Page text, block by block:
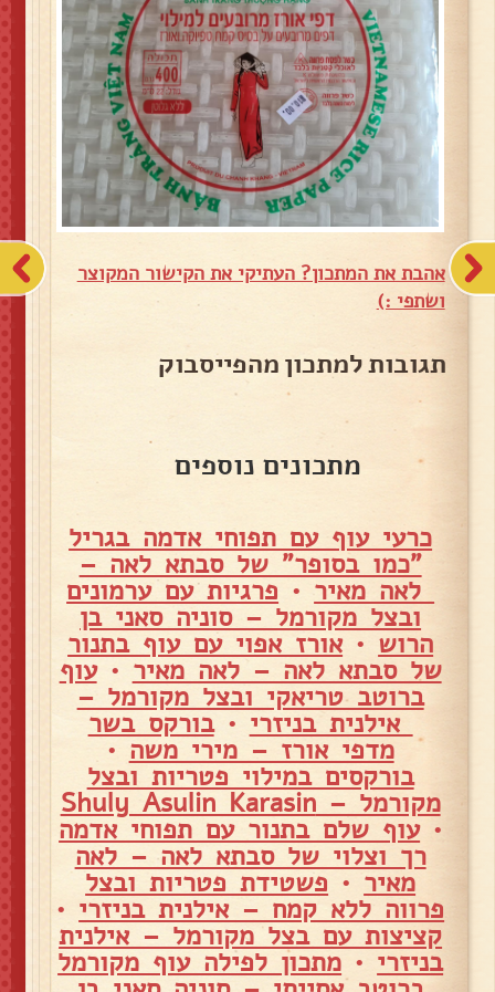
אהבת את המתכון? העתיקי את הקישור המקוצר
ושתפי :)
תגובות למתכון מהפייסבוק
מתכונים נוספים
כרעי עוף עם תפוחי אדמה בגריל
"כמו בסופר" של סבתא לאה –
לאה מאיר • פרגיות עם ערמונים
ובצל מקורמל – סוניה סאני בן
הרוש •אורז אפוי עם עוף בתנור
של סבתא לאה – לאה מאיר •עוף
ברוטב טריאקי ובצל מקורמל –
אילנית בניזרי •בורקס בשר
מדפי אורז – מירי משה •
בורקסים במילוי פטריות ובצל
מקורמל – Shuly Asulin Karasin
•עוף שלם בתנור עם תפוחי אדמה
רך וצלוי של סבתא לאה – לאה
מאיר • פשטידת פטריות ובצל
פרווה ללא קמח – אילנית בניזרי •
קציצות עם בצל מקורמל – אילנית
בניזרי • מתכון לפילה עוף מקורמל